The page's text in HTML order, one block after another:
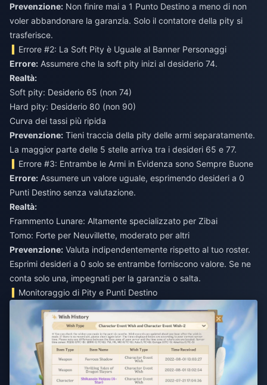
Prevenzione: Non finire mai a 1 Punto Destino a meno di non
voler abbandonare la garanzia. Solo il contatore della pity si
trasferisce.
Errore #2: La Soft Pity è Uguale al Banner Personaggi
Errore: Assumere che la soft pity inizi al desiderio 74.
Realtà:
Soft pity: Desiderio 65 (non 74)
Hard pity: Desiderio 80 (non 90)
Curva dei tassi più ripida
Prevenzione: Tieni traccia della pity delle armi separatamente.
La maggior parte delle 5 stelle arriva tra i desideri 65 e 77.
Errore #3: Entrambe le Armi in Evidenza sono Sempre Buone
Errore: Assumere un valore uguale, esprimendo desideri a 0
Punti Destino senza valutazione.
Realtà:
Frammento Lunare: Altamente specializzato per Zibai
Tomo: Forte per Neuvillette, moderato per altri
Prevenzione: Valuta indipendentemente rispetto al tuo roster.
Esprimi desideri a 0 solo se entrambe forniscono valore. Se ne
conta solo una, impegnati per la garanzia o salta.
Monitoraggio di Pity e Punti Destino